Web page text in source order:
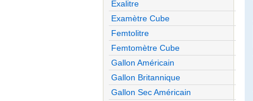
Exalitre
Examètre Cube
Femtolitre
Femtomètre Cube
Gallon Américain
Gallon Britannique
Gallon Sec Américain